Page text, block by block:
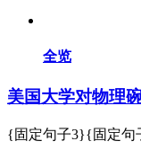
全览
美国大学对物理
{固定句子3}{固定句